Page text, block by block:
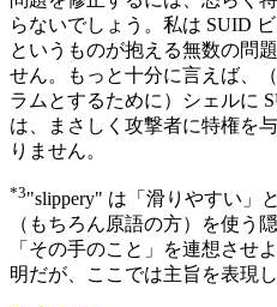
らないでしょう。私は SUID
というものが抱える無数の問
せん。もっと十分に言えば、
ラムとするために）シェルに
は、まさしく攻撃者に特権を
りません。
*3"slippery" は「滑りやすい」
（もちろん原語の方）を使う
「その手のこと」を連想させ
明だが、ここでは主旨を表現し